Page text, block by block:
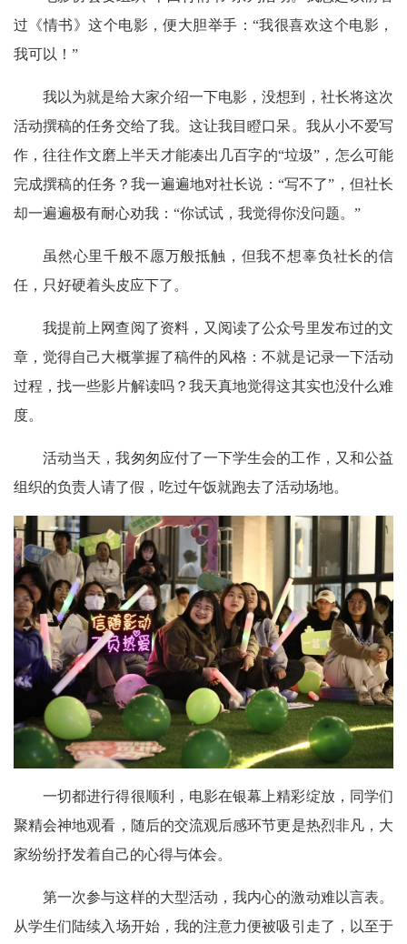
过《情书》这个电影，便大胆举手：“我很喜欢这个电影，
我可以！”
我以为就是给大家介绍一下电影，没想到，社长将这次
活动撰稿的任务交给了我。这让我目瞪口呆。我从小不爱写
作，往往作文磨上半天才能凑出几百字的“垃圾”，怎么可能
完成撰稿的任务？我一遍遍地对社长说：“写不了”，但社长
却一遍遍极有耐心劝我：“你试试，我觉得你没问题。”
虽然心里千般不愿万般抵触，但我不想辜负社长的信
任，只好硬着头皮应下了。
我提前上网查阅了资料，又阅读了公众号里发布过的文
章，觉得自己大概掌握了稿件的风格：不就是记录一下活动
过程，找一些影片解读吗？我天真地觉得这其实也没什么难
度。
活动当天，我匆匆应付了一下学生会的工作，又和公益
组织的负责人请了假，吃过午饭就跑去了活动场地。
一切都进行得很顺利，电影在银幕上精彩绽放，同学们
聚精会神地观看，随后的交流观后感环节更是热烈非凡，大
家纷纷抒发着自己的心得与体会。
第一次参与这样的大型活动，我内心的激动难以言表。
从学生们陆续入场开始，我的注意力便被吸引走了，以至于